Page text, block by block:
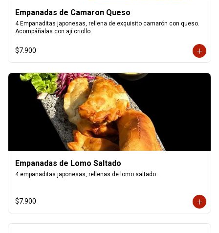
Empanadas de Camaron Queso
4 Empanaditas japonesas, rellena de exquisito camarón con queso.
Acompáñalas con ají criollo.
$7.900
Empanadas de Lomo Saltado
4 empanaditas japonesas, rellenas de lomo saltado.
$7.900